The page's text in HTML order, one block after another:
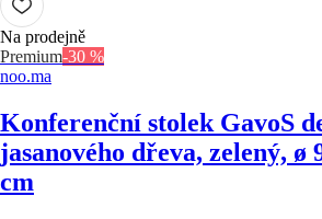
Na prodejně
Premium-30 %
noo.ma
Konferenční stolek GavoS
jasanového dřeva, zelený, ø
cm